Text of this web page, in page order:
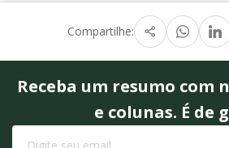
Compartilhe:
Receba um resumo com
e colunas. É de